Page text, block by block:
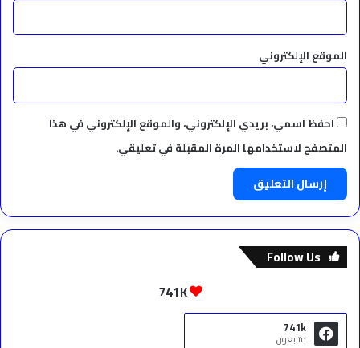
الموقع الإلكتروني
احفظ اسمي، بريدي الإلكتروني، والموقع الإلكتروني في هذا
المتصفح لاستخدامها المرة المقبلة في تعليقي.
Follow Us
741K
741k
متابعون